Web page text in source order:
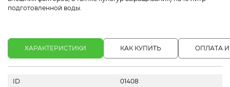
подготовленной воды.
ХАРАКТЕРИСТИКИ КАК КУПИТЬ ОПЛАТА
ID 01408